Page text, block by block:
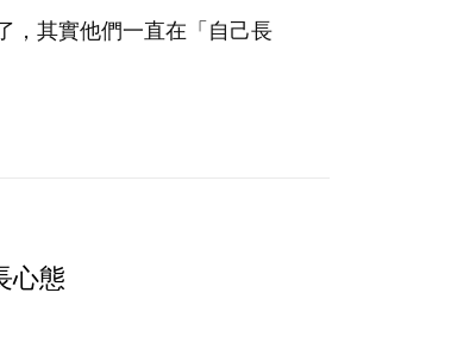
，其實他們一直在「自己長
心態